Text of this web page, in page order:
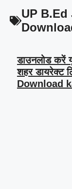
UP B.Ed
डाउनलोड करें
शहर डायरेक्ट
Download